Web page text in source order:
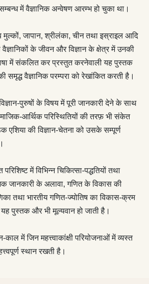
में वैज्ञानिक अन्वेषण आरम्भ हो चुका था।
मुल्कों, जापान, श्रीलंका, चीन तथा इस्राइल आदि
के जीवन और विज्ञान के क्षेत्र में उनकी
में संकलित कर प्रस्तुत करनेवाली यह पुस्तक
समृद्ध वैज्ञानिक परम्परा को रेखांकित करती है।
पुरुषों के विषय में पूरी जानकारी देने के साथ
आर्थिक परिस्थितियों की तरफ़ भी संकेत
एशिया की विज्ञान-चेतना को उसके सम्पूर्ण
में विभिन्न चिकित्सा-पद्धतियों तथा
जानकारी के अलावा, गणित के विकास की
तथा भारतीय गणित-ज्योतिष का विकास-क्रम
पुस्तक और भी मूल्यवान हो जाती है।
में जिन महत्त्वाकांक्षी परियोजनाओं में व्यस्त
स्थान रखती है।